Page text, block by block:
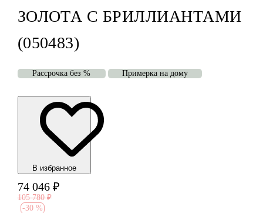
ЗОЛОТА С БРИЛЛИАНТАМИ
(050483)
Рассрочка без % Примерка на дому
В избранноe
74 046 ₽
105 780 ₽
-30 %